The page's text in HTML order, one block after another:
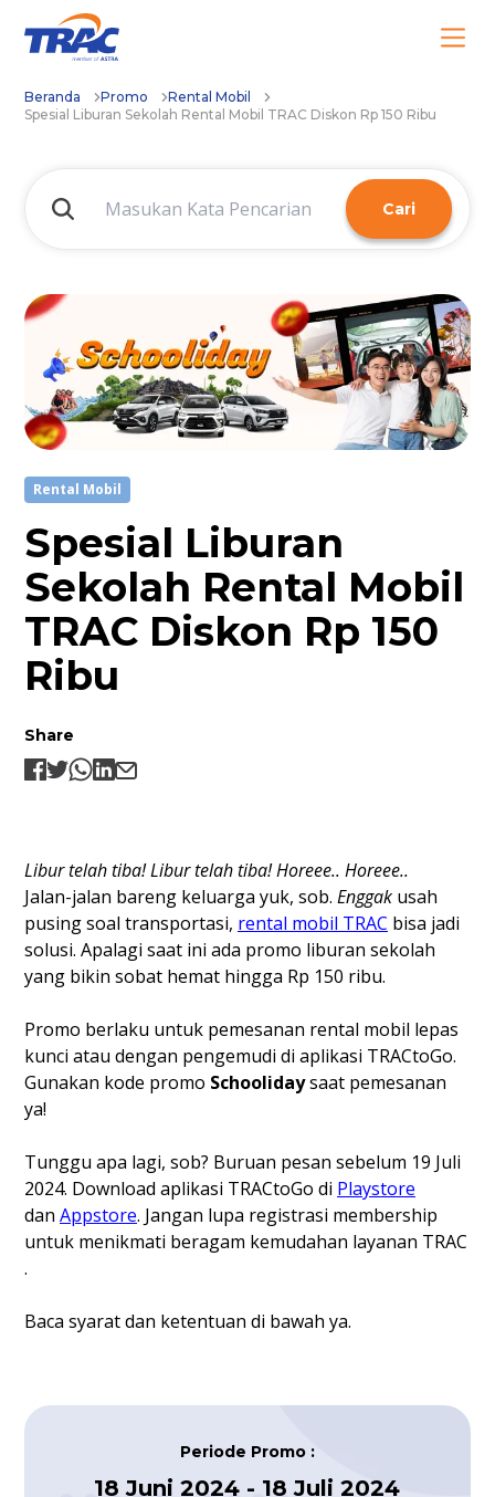
Beranda Promo
Rental Mobil
Spesial Liburan Sekolah Rental Mobil TRAC Diskon Rp 150 Ribu
Cari
Rental Mobil
Spesial Liburan
Sekolah Rental Mobil
TRAC Diskon Rp 150
Ribu
Share
Libur telah tiba! Libur telah tiba! Horeee.. Horeee..
Jalan-jalan bareng keluarga yuk, sob. Enggak usah
pusing soal transportasi, rental mobil TRAC bisa jadi
solusi. Apalagi saat ini ada promo liburan sekolah
yang bikin sobat hemat hingga Rp 150 ribu.
Promo berlaku untuk pemesanan rental mobil lepas
kunci atau dengan pengemudi di aplikasi TRACtoGo.
Gunakan kode promo Schoolidaysaat pemesanan
ya!
Tunggu apa lagi, sob? Buruan pesan sebelum 19 Juli
2024. Download aplikasi TRACtoGo di Playstore
dan Appstore. Jangan lupa registrasi membership
untuk menikmati beragam kemudahan layanan TRAC
.
Baca syarat dan ketentuan di bawah ya.
Periode Promo:
18 Juni 2024 - 18 Juli 2024